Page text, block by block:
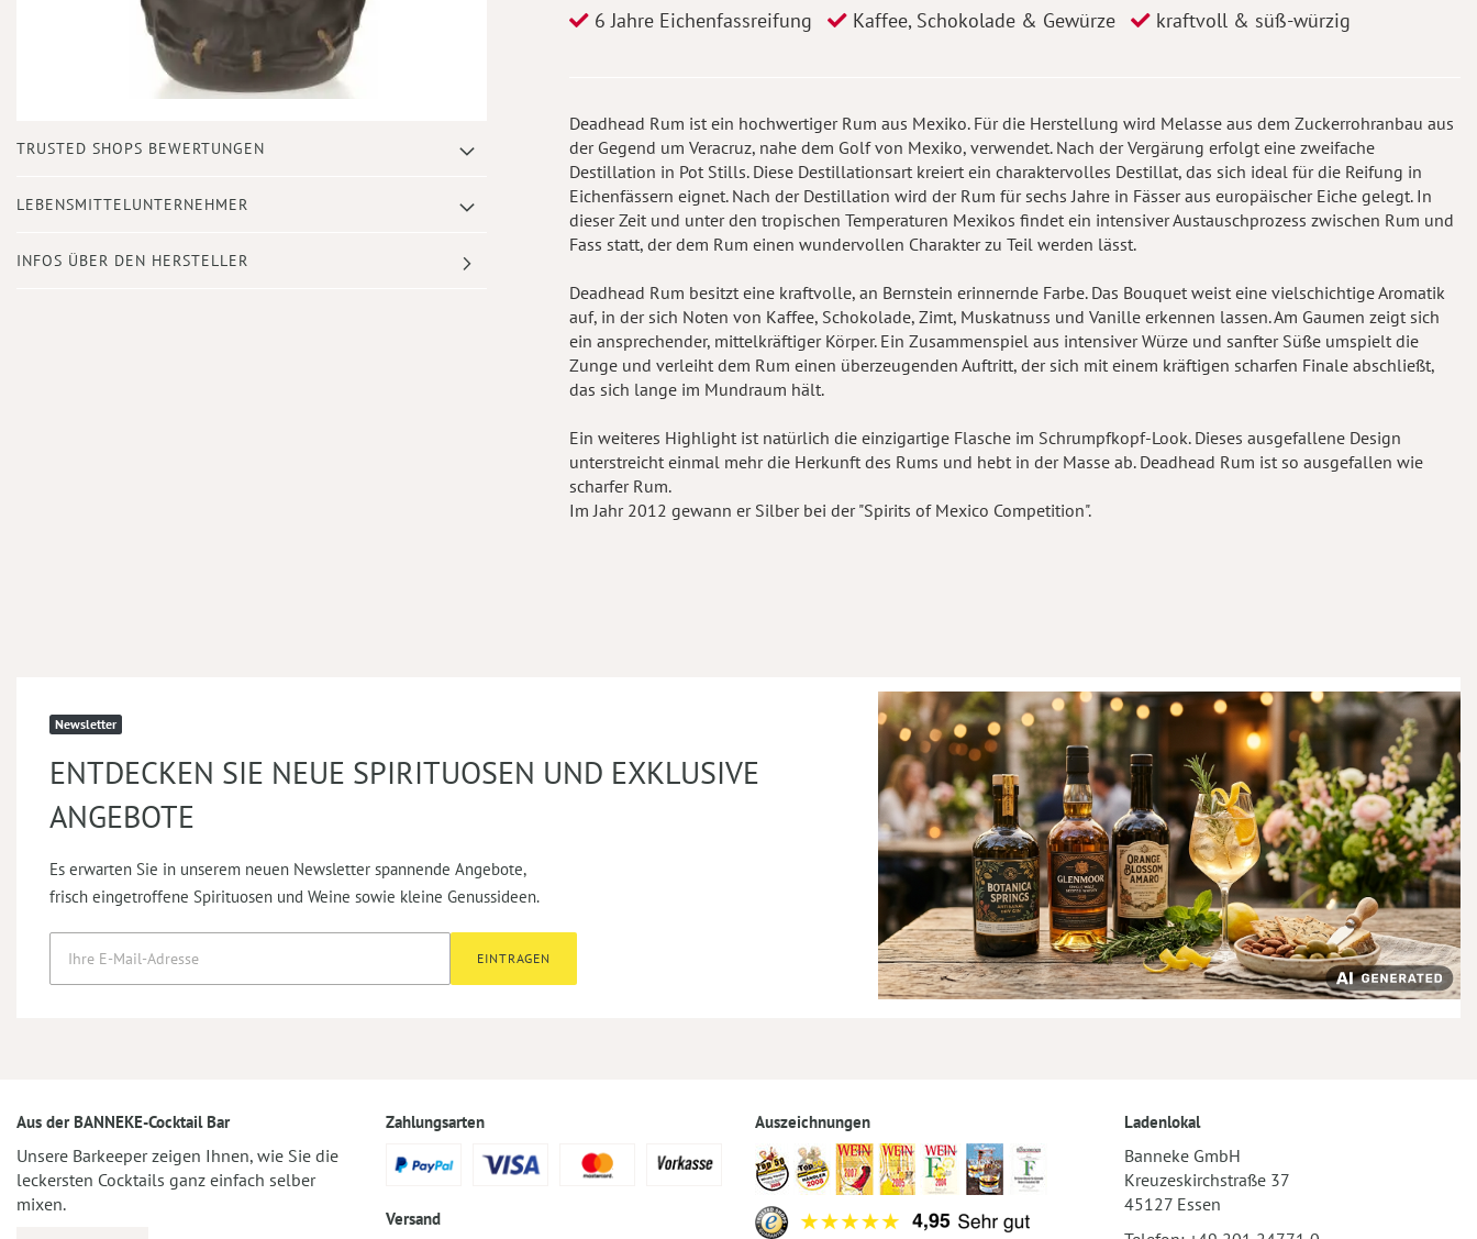
Anfang
Bildergalerie
TRUSTED SHOPS BEWERTUNGEN
LEBENSMITTELUNTERNEHMER
INFOS ÜBER DEN HERSTELLER
6 Jahre Eichenfassreifung Kaffee, Schokolade & Gewürze kraftvoll & süß-würzig
Deadhead Rum ist ein hochwertiger Rum aus Mexiko. Für die Herstellung wird Melasse aus dem Zuckerrohranbau aus
der Gegend um Veracruz, nahe dem Golf von Mexiko, verwendet. Nach der Vergärung erfolgt eine zweifache
Destillation in Pot Stills. Diese Destillationsart kreiert ein charaktervolles Destillat, das sich ideal für die Reifung in
Eichenfässern eignet. Nach der Destillation wird der Rum für sechs Jahre in Fässer aus europäischer Eiche gelegt. In
dieser Zeit und unter den tropischen Temperaturen Mexikos findet ein intensiver Austauschprozess zwischen Rum und
Fass statt, der dem Rum einen wundervollen Charakter zu Teil werden lässt.
Deadhead Rum besitzt eine kraftvolle, an Bernstein erinnernde Farbe. Das Bouquet weist eine vielschichtige Aromatik
auf, in der sich Noten von Kaffee, Schokolade, Zimt, Muskatnuss und Vanille erkennen lassen. Am Gaumen zeigt sich
ein ansprechender, mittelkräftiger Körper. Ein Zusammenspiel aus intensiver Würze und sanfter Süße umspielt die
Zunge und verleiht dem Rum einen überzeugenden Auftritt, der sich mit einem kräftigen scharfen Finale abschließt,
das sich lange im Mundraum hält.
Ein weiteres Highlight ist natürlich die einzigartige Flasche im Schrumpfkopf-Look. Dieses ausgefallene Design
unterstreicht einmal mehr die Herkunft des Rums und hebt in der Masse ab. Deadhead Rum ist so ausgefallen wie
scharfer Rum.
Im Jahr 2012 gewann er Silber bei der "Spirits of Mexico Competition".
Newsletter
ENTDECKEN SIE NEUE SPIRITUOSEN UND EXKLUSIVE
ANGEBOTE
Es erwarten Sie in unserem neuen Newsletter spannende Angebote,
frisch eingetroffene Spirituosen und Weine sowie kleine Genussideen.
EINTRAGEN
Aus der BANNEKE-Cocktail Bar
Unsere Barkeeper zeigen Ihnen, wie Sie die
leckersten Cocktails ganz einfach selber
mixen.
Zahlungsarten
Versand
Auszeichnungen Ladenlokal
Banneke GmbH
Kreuzeskirchstraße 37
45127 Essen